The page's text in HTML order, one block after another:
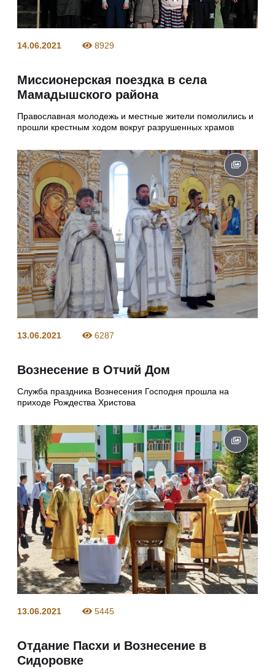
14.06.2021 8929
Миссионерская поездка в села
Мамадышского района
Православная молодежь и местные жители помолились и
прошли крестным ходом вокруг разрушенных храмов
13.06.2021 6287
Вознесение в Отчий Дом
Служба праздника Вознесения Господня прошла на
приходе Рождества Христова
13.06.2021 5445
Отдание Пасхи и Вознесение в
Сидоровке